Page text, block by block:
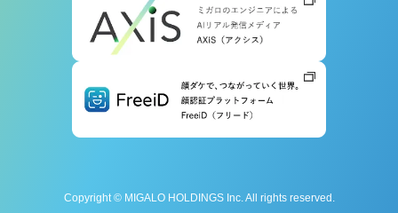
Copyright © MIGALO HOLDINGS Inc. All rights reserved.